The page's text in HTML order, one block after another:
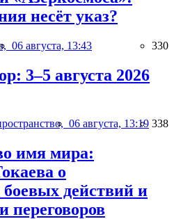
несёт указ?
06 августа, 13:43 330
3–5 августа 2026
06 августа, 13:19 338
имя мира:
о
действий и
переговоров